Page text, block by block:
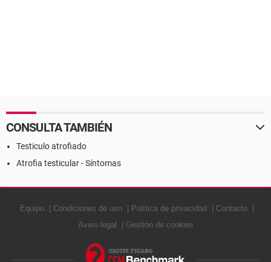
CONSULTA TAMBIÉN
Testiculo atrofiado
Atrofia testicular - Síntomas
Equipo Condiciones de uso Política de privacidad
Contacto
Aviso legal
Gestión de cookies